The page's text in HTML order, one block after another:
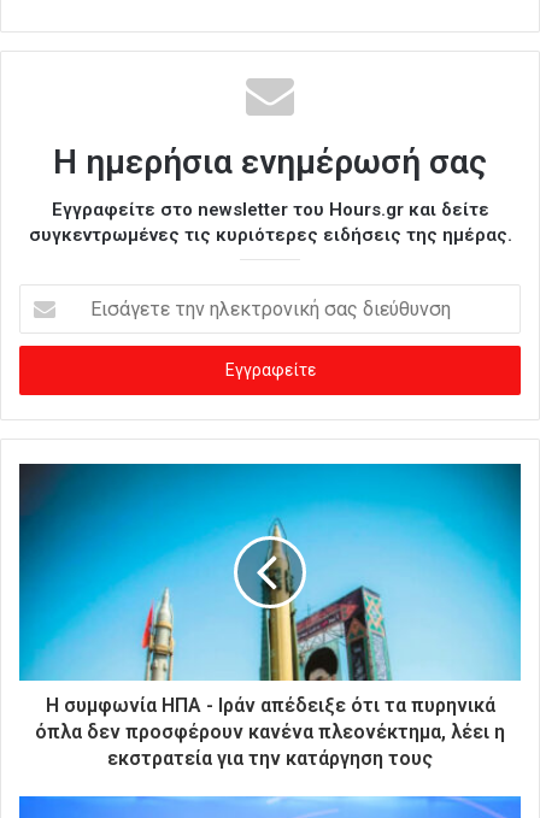
Η ημερήσια ενημέρωσή σας
Εγγραφείτε στο newsletter του Hours.gr και δείτε
συγκεντρωμένες τις κυριότερες ειδήσεις της ημέρας.
σ
γ
ε
τ
Η συμφωνία ΗΠΑ - Ιράν απέδειξε ότι τα πυρηνικά
όπλα δεν προσφέρουν κανένα πλεονέκτημα, λέει η
εκστρατεία για την κατάργηση τους